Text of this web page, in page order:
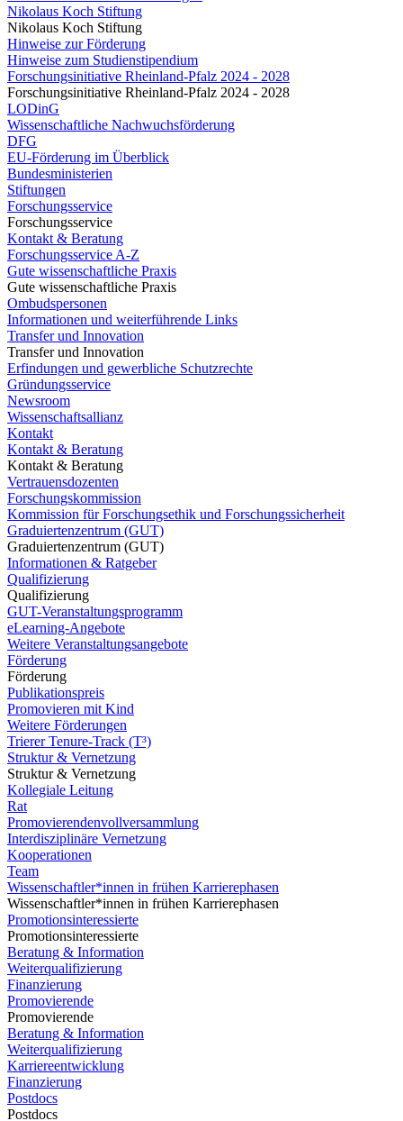
Nikolaus Koch Stiftung
Nikolaus Koch Stiftung
Hinweise zur Förderung
Hinweise zum Studienstipendium
Forschungsinitiative Rheinland-Pfalz 2024 - 2028
Forschungsinitiative Rheinland-Pfalz 2024 - 2028
LODinG
Wissenschaftliche Nachwuchsförderung
DFG
EU-Förderung im Überblick
Bundesministerien
Stiftungen
Forschungsservice
Forschungsservice
Kontakt & Beratung
Forschungsservice A-Z
Gute wissenschaftliche Praxis
Gute wissenschaftliche Praxis
Ombudspersonen
Informationen und weiterführende Links
Transfer und Innovation
Transfer und Innovation
Erfindungen und gewerbliche Schutzrechte
Gründungsservice
Newsroom
Wissenschaftsallianz
Kontakt
Kontakt & Beratung
Kontakt & Beratung
Vertrauensdozenten
Forschungskommission
Kommission für Forschungsethik und Forschungssicherheit
Graduiertenzentrum (GUT)
Graduiertenzentrum (GUT)
Informationen & Ratgeber
Qualifizierung
Qualifizierung
GUT-Veranstaltungsprogramm
eLearning-Angebote
Weitere Veranstaltungsangebote
Förderung
Förderung
Publikationspreis
Promovieren mit Kind
Weitere Förderungen
Trierer Tenure-Track (T³)
Struktur & Vernetzung
Struktur & Vernetzung
Kollegiale Leitung
Rat
Promovierendenvollversammlung
Interdisziplinäre Vernetzung
Kooperationen
Team
Wissenschaftler*innen in frühen Karrierephasen
Wissenschaftler*innen in frühen Karrierephasen
Promotionsinteressierte
Promotionsinteressierte
Beratung & Information
Weiterqualifizierung
Finanzierung
Promovierende
Promovierende
Beratung & Information
Weiterqualifizierung
Karriereentwicklung
Finanzierung
Postdocs
Postdocs